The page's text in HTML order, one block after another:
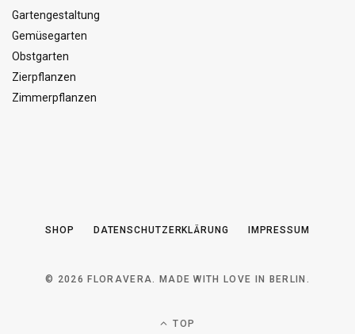
Gartengestaltung
Gemüsegarten
Obstgarten
Zierpflanzen
Zimmerpflanzen
SHOP DATENSCHUTZERKLÄRUNG IMPRESSUM
© 2026 FLORAVERA. MADE WITH LOVE IN BERLIN.
TOP